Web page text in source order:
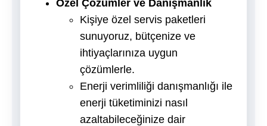
Özel Çözümler ve Danışmanlık
Kişiye özel servis paketleri
sunuyoruz, bütçenize ve
ihtiyaçlarınıza uygun
çözümlerle.
Enerji verimliliği danışmanlığı ile
enerji tüketiminizi nasıl
azaltabileceğinize dair